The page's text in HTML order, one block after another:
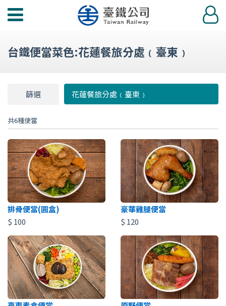
功
單
登
入
台鐵便當菜色:花蓮餐旅分處﹙臺東﹚
篩選 花蓮餐旅分處﹙臺東﹚
共6種便當
排骨便當(圓盒)
$ 100
豪華雞腿便當
$ 120